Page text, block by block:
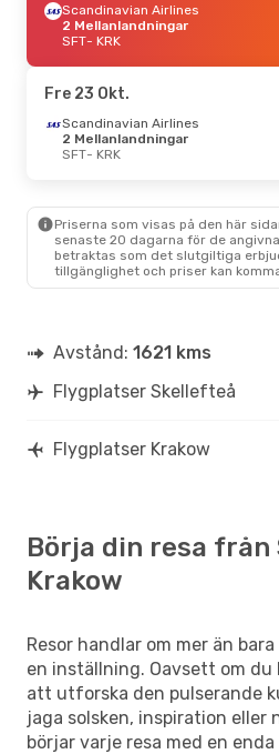
Scandinavian Airlines
2 Mellanlandningar
SFT- KRK
1 Mellanlandning
KRK- SFT
Tors 15 Okt.- Sön 18 Okt.
Scandinavian Airlines
2 Mellanlandningar
KRK- SFT
2 Mellanlandningar
SFT- KRK
2 Mellanlandningar
KRK
Scandinavian Airlines
2 Mellanlandningar
SFT- KRK
Fre 23 Okt.
Scandinavian Airlines
2 Mellanlandningar
SFT- KRK
Priserna som visas på den här
senaste 20 dagarna för de
betraktas som det slutgiltiga
tillgänglighet och priser kan
Avstånd: 1621 kms
Flygplatser Skellefteå
Flygplatser Krakow
Börja din resa
Krakow
Resor handlar om mer än
en inställning. Oavsett om
att utforska den pulserande
jaga solsken, inspiration eller
börjar varje resa med en enda